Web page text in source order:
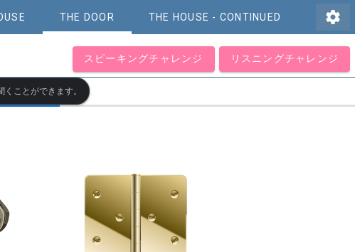
settings
THE DOOR THE HOUSE - CONTINUED
スピーキングチャレンジ リスニングチャレンジ
ことができます。